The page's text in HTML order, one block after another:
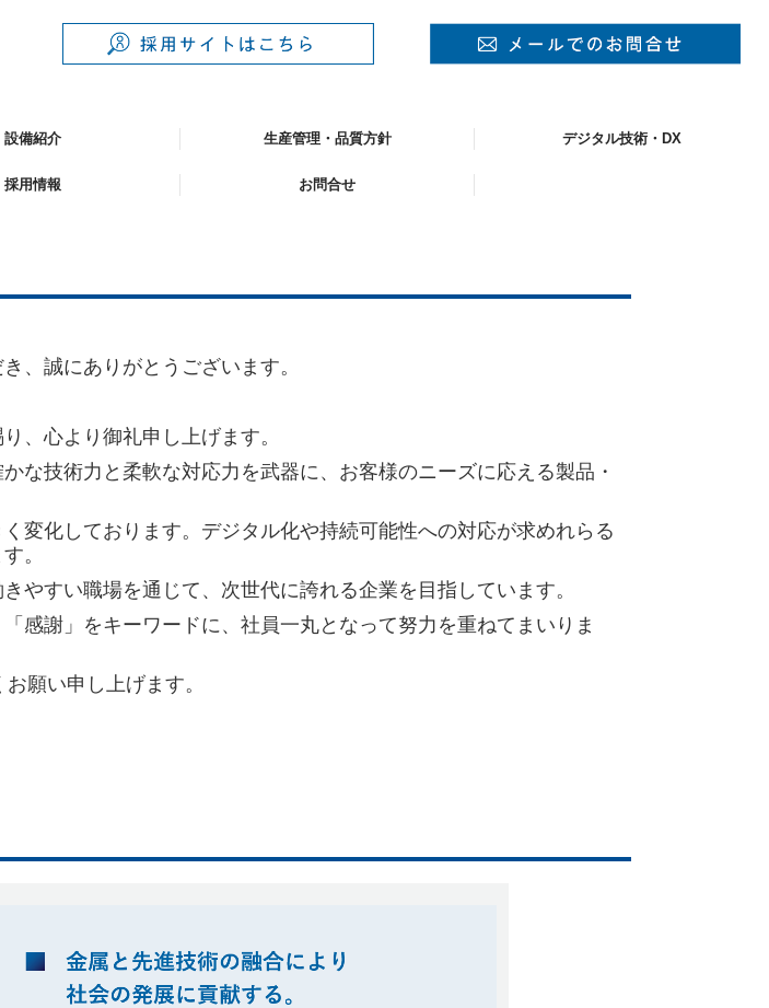
設備紹介 生産管理・品質方針 デジタル技術・DX
採用情報 お問合せ
、誠にありがとうございます。
、心より御礼申し上げます。
な技術力と柔軟な対応力を武器に、お客様のニーズに応える製品・
変化しております。デジタル化や持続可能性への対応が求めれらる
。
やすい職場を通じて、次世代に誇れる企業を目指しています。
感謝」をキーワードに、社員一丸となって努力を重ねてまいりま
願い申し上げます。